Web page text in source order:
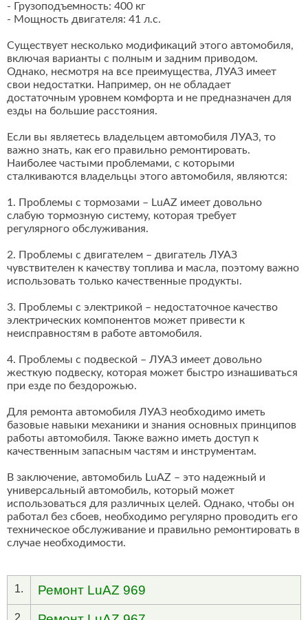
- Грузоподъемность: 400 кг
- Мощность двигателя: 41 л.с.
Существует несколько модификаций этого автомобиля,
включая варианты с полным и задним приводом.
Однако, несмотря на все преимущества, ЛУАЗ имеет
свои недостатки. Например, он не обладает
достаточным уровнем комфорта и не предназначен для
езды на большие расстояния.
Если вы являетесь владельцем автомобиля ЛУАЗ, то
важно знать, как его правильно ремонтировать.
Наиболее частыми проблемами, с которыми
сталкиваются владельцы этого автомобиля, являются:
1. Проблемы с тормозами – LuAZ имеет довольно
слабую тормозную систему, которая требует
регулярного обслуживания.
2. Проблемы с двигателем – двигатель ЛУАЗ
чувствителен к качеству топлива и масла, поэтому важно
использовать только качественные продукты.
3. Проблемы с электрикой – недостаточное качество
электрических компонентов может привести к
неисправностям в работе автомобиля.
4. Проблемы с подвеской – ЛУАЗ имеет довольно
жесткую подвеску, которая может быстро изнашиваться
при езде по бездорожью.
Для ремонта автомобиля ЛУАЗ необходимо иметь
базовые навыки механики и знания основных принципов
работы автомобиля. Также важно иметь доступ к
качественным запасным частям и инструментам.
В заключение, автомобиль LuAZ – это надежный и
универсальный автомобиль, который может
использоваться для различных целей. Однако, чтобы он
работал без сбоев, необходимо регулярно проводить его
техническое обслуживание и правильно ремонтировать в
случае необходимости.
1. Ремонт LuAZ 969